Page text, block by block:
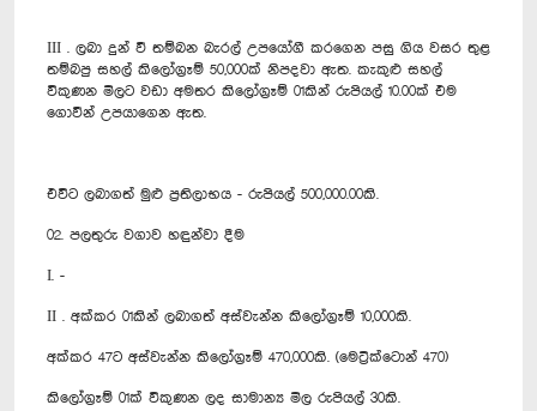
III . ලබා දුන් වී තම්බන බැරල් උපයෝගී කරගෙන පසු ගිය වසර තුළ
තම්බපු සහල් කිලෝග්‍රෑම් 50,000ක් නිපදවා ඇත. කැකුළු සහල්
විකුණන මිලට වඩා අමතර කිලෝග්‍රෑම් 01කින් රුපියල් 10.00ක් එම
ගොවීන් උපයාගෙන ඇත.
එවිට ලබාගත් මුළු ප්‍රතිලාභය - රුපියල් 500,000.00කි.
02. පලතුරු වගාව හඳුන්වා දීම
I. -
II . අක්කර 01කින් ලබාගත් අස්වැන්න කිලෝග්‍රෑම් 10,000කි.
අක්කර 47ට අස්වැන්න කිලෝග්‍රෑම් 470,000කි. (මෙට්‍රික්ටොන් 470)
කිලෝග්‍රෑම් 01ක් විකුණන ලද සාමාන්‍ය මිල රුපියල් 30කි.